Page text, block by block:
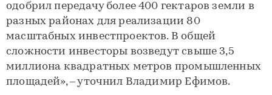
одобрил передачу более 400 гектаров земли в
разных районах для реализации 80
масштабных инвестпроектов. В общей
сложности инвесторы возведут свыше 3,5
миллиона квадратных метров промышленных
площадей», – уточнил Владимир Ефимов.